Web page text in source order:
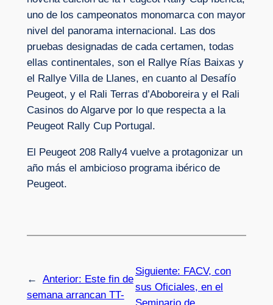
uno de los campeonatos monomarca con mayor
nivel del panorama internacional. Las dos
pruebas designadas de cada certamen, todas
ellas continentales, son el Rallye Rías Baixas y
el Rallye Villa de Llanes, en cuanto al Desafío
Peugeot, y el Rali Terras d’Aboboreira y el Rali
Casinos do Algarve por lo que respecta a la
Peugeot Rally Cup Portugal.
El Peugeot 208 Rally4 vuelve a protagonizar un
año más el ambicioso programa ibérico de
Peugeot.
← Anterior: Este fin de
semana arrancan TT-
Siguiente: FACV, con
sus Oficiales, en el
Seminario de